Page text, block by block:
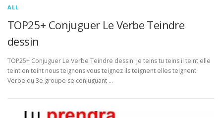
ALL
TOP25+ Conjuguer Le Verbe Teindre
dessin
TOP25+ Conjuguer Le Verbe Teindre dessin. Je teins tu teins il teint elle
teint on teint nous teignons vous teignez ils teignent elles teignent.
Verbe du 3e groupe se conjuguant …